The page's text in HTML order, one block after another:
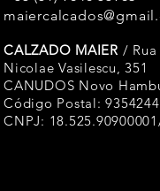
CALZADO MAIER / Rua
Nicolae Vasilescu, 351
CANUDOS Novo
Código Postal:
CNPJ: